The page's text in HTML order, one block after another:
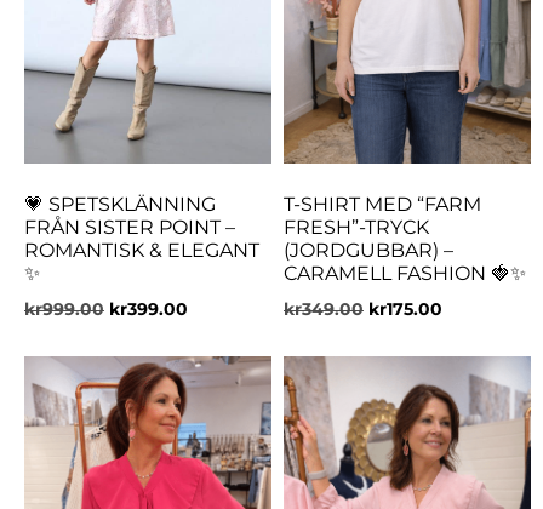
💗 SPETSKLÄNNING
FRÅN SISTER POINT –
ROMANTISK & ELEGANT
✨
kr999.00 kr399.00
T-SHIRT MED “FARM
FRESH”-TRYCK
(JORDGUBBAR) –
CARAMELL FASHION 🍓✨
kr349.00 kr175.00